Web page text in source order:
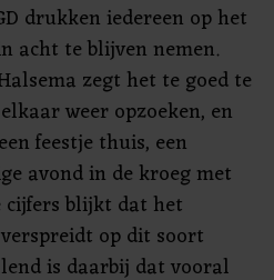
drukken iedereen op het
acht te blijven nemen.
zegt het te goed te
weer opzoeken, en
feestje thuis, een
avond in de kroeg met
blijkt dat het
op dit soort
is daarbij dat vooral